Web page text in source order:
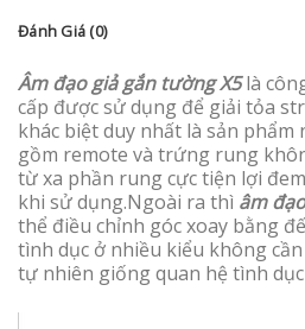
Đánh Giá (0)
Âm đạo giả gắn tường X5là
cấp được sử dụng để giải tỏa
khác biệt duy nhất là sản
gồm remote và trứng rung
từ xa phần rung cực tiện lợi
khi sử dụng.Ngoài ra thì âm
thể điều chỉnh góc xoay bằng
tình dục ở nhiều kiểu không
tự nhiên giống quan hệ tình